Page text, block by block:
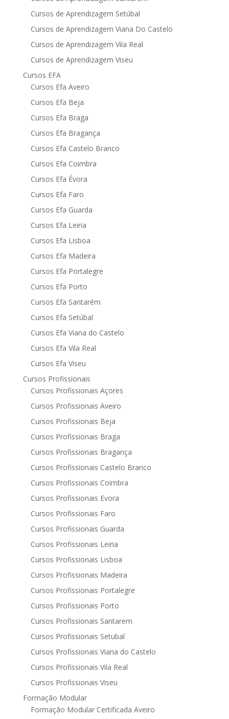
Cursos de Aprendizagem Setúbal
Cursos de Aprendizagem Viana Do Castelo
Cursos de Aprendizagem Vila Real
Cursos de Aprendizagem Viseu
Cursos EFA
Cursos Efa Aveiro
Cursos Efa Beja
Cursos Efa Braga
Cursos Efa Bragança
Cursos Efa Castelo Branco
Cursos Efa Coimbra
Cursos Efa Évora
Cursos Efa Faro
Cursos Efa Guarda
Cursos Efa Leiria
Cursos Efa Lisboa
Cursos Efa Madeira
Cursos Efa Portalegre
Cursos Efa Porto
Cursos Efa Santarém
Cursos Efa Setúbal
Cursos Efa Viana do Castelo
Cursos Efa Vila Real
Cursos Efa Viseu
Cursos Profissionais
Cursos Profissionais Açores
Cursos Profissionais Aveiro
Cursos Profissionais Beja
Cursos Profissionais Braga
Cursos Profissionais Bragança
Cursos Profissionais Castelo Branco
Cursos Profissionais Coimbra
Cursos Profissionais Evora
Cursos Profissionais Faro
Cursos Profissionais Guarda
Cursos Profissionais Leiria
Cursos Profissionais Lisboa
Cursos Profissionais Madeira
Cursos Profissionais Portalegre
Cursos Profissionais Porto
Cursos Profissionais Santarem
Cursos Profissionais Setubal
Cursos Profissionais Viana do Castelo
Cursos Profissionais Vila Real
Cursos Profissionais Viseu
Formação Modular
Formação Modular Certificada Aveiro